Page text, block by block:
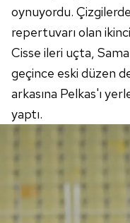
oynuyordu.
repertuvarı olan
Cisse ileri uçta,
geçince eski düzen
arkasına Pelkas'ı
yaptı.